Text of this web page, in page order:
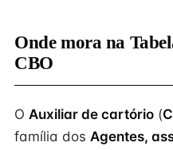
Onde mora na
CBO
O Auxiliar de cartório (
família dos Agentes,